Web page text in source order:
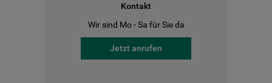
Kontakt
Wir sind Mo - Sa für Sie da
Jetzt anrufen